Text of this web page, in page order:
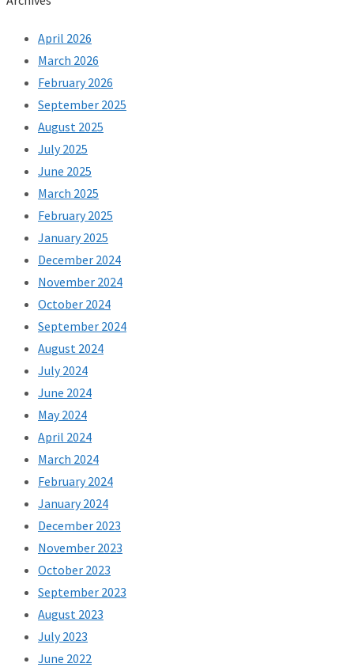
April 2026
March 2026
February 2026
September 2025
August 2025
July 2025
June 2025
March 2025
February 2025
January 2025
December 2024
November 2024
October 2024
September 2024
August 2024
July 2024
June 2024
May 2024
April 2024
March 2024
February 2024
January 2024
December 2023
November 2023
October 2023
September 2023
August 2023
July 2023
June 2022